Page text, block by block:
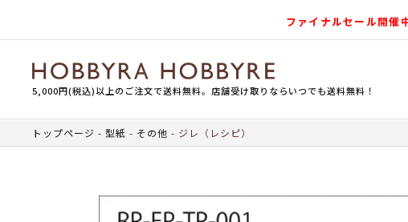
ファイナルセール開催
5,000円(税込)以上のご注文で送料無料。店舗受け取りならいつでも送料無料！
トップページ 型紙 その他 ジレ（レシピ）